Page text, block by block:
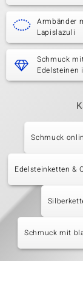
Armbänder
Lapislazuli
Schmuck
Edelsteinen
Schmuck
Edelsteinketten &
Schmuck mit